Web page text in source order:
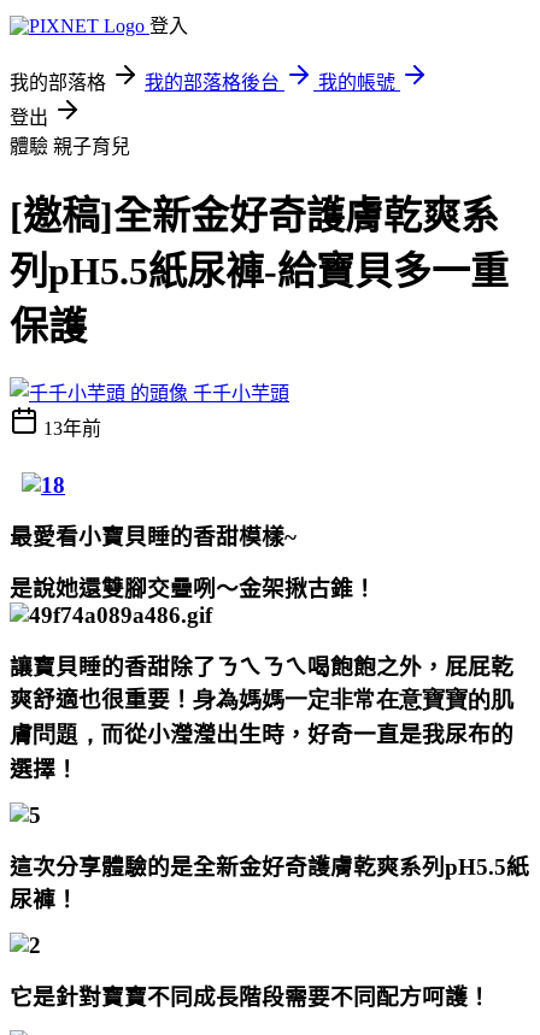
登入
我的部落格 我的部落格後台
我的帳號
登出
體驗 親子育兒
[邀稿]全新金好奇護膚乾爽系
列pH5.5紙尿褲-給寶貝多一重
保護
千千小芋頭
13年前
最愛看小寶貝睡的香甜模樣~
是說她還雙腳交疊咧～金架揪古錐！
讓寶貝睡的香甜除了ㄋㄟㄋㄟ喝飽飽之外，屁屁乾
爽舒適也很重要！ 身為媽媽一定非常在意寶寶的肌
膚問題，而從小瀅瀅出生時，好奇一直是我尿布的
選擇！
這次分享體驗的是全新金好奇護膚乾爽系列pH5.5紙
尿褲！
它是針對寶寶不同成長階段需要不同配方呵護！